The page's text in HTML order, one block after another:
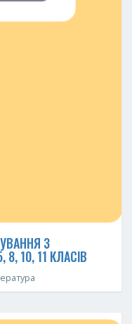
З
10, 11 КЛАСІВ